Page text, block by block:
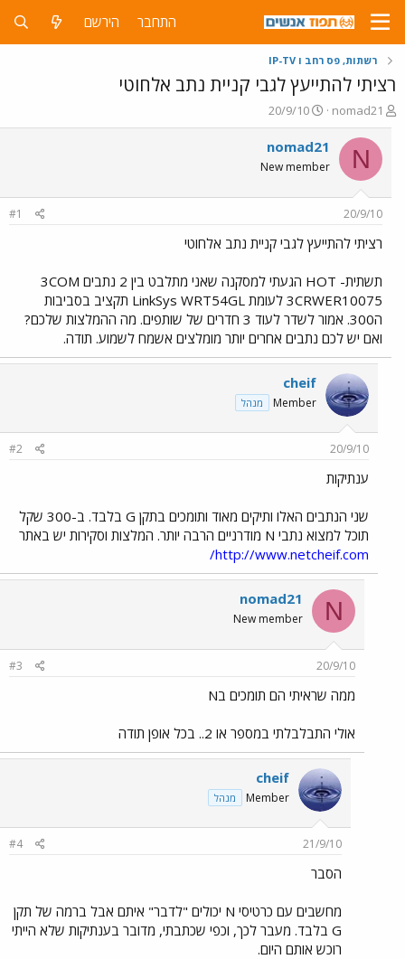
התחבר הירשם
רשתות, פס רחב ו IP-TV
רציתי להתייעץ לגבי קניית נתב אלחוטי
פ
ו
ת
ח
ה
ו
ש
א
nomad21
פ
ו
ר
ם
ר
י
20/9/10
N
nomad21
New member
20/9/10
#1
רציתי להתייעץ לגבי קניית נתב אלחוטי
תשתית- HOT הגעתי למסקנה שאני מתלבט בין 2 נתבים 3COM
3CRWER10075 לעומת LinkSys WRT54GL תקציב בסביבות
ה300. אמור לשדר לעוד 3 חדרים של שותפים. מה ההמלצות שלכם?
ואם יש לכם נתבים אחרים יותר מומלצים אשמח לשמוע. תודה.
cheif
Member מנהל
20/9/10
#2
ענתיקות
שני הנתבים האלו ותיקים מאוד ותומכים בתקן G בלבד. ב-300 שקל
תוכל למצוא נתבי N מודרניים הרבה יותר. המלצות וסקירות יש באתר
http://www.netcheif.com/
N
nomad21
New member
20/9/10
#3
ממה שראיתי הם תומכים בN
אולי התבלבלתי במספר או 2.. בכל אופן תודה
cheif
Member מנהל
21/9/10
#4
הסבר
מחשבים עם כרטיסי N יכולים "לדבר" איתם אבל ברמה של תקן
G בלבד. מעבר לכך, וכפי שכתבתי, מדובר בענתיקות שלא הייתי
רוכש אותם היום.